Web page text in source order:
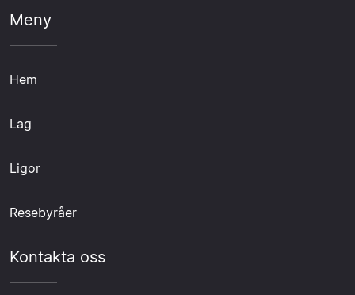
Meny
Hem
Lag
Ligor
Resebyråer
Kontakta oss